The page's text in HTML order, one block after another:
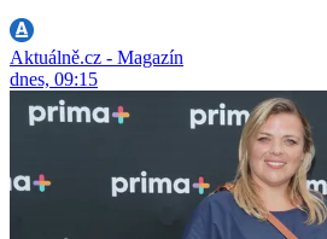
Aktuálně.cz - Magazín
dnes, 09:15